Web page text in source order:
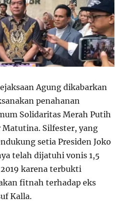
Agung dikabarkan
penahanan
Solidaritas Merah Putih
Silfester, yang
setia Presiden Joko
telah dijatuhi vonis 1,5
karena terbukti
fitnah terhadap eks
Kalla.